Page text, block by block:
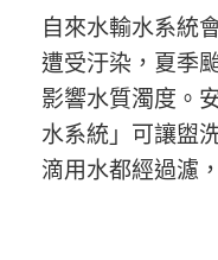
自來水輸水系統
遭受汙染，夏季
影響水質濁度。
水系統」可讓盥
滴用水都經過濾